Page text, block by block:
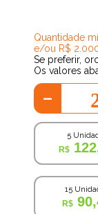
Quantidade
e/ou R$
Se preferir,
Os valores
-
5
15